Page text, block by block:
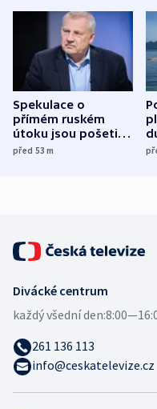
Spekulace o
přímém ruském
útoku jsou pošetilé,
míní estonský
před 53m
Divácké centrum
každý všední den:
261 136 113
info@ceskatelevize.cz